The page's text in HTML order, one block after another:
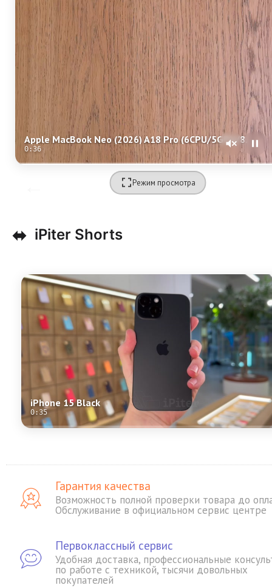
Apple MacBook Neo (2026) A18 Pro (6CPU/5GPU/8GB/512GB) Blush (MHFJ4)
0:36
Режим просмотра
⬌ iPiter Shorts
iPhone 15 Black
0:35
Гарантия качества
Возможность полной проверки товара до
Обслуживание в официальном сервис центре
Первоклассный сервис
Удобная доставка, профессиональные
по работе с техникой, тысячи довольных
покупателей